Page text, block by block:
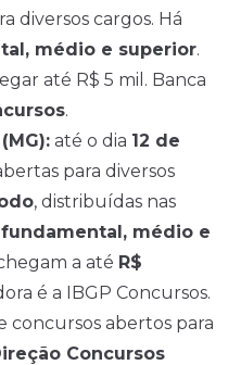
diversos cargos. Há
médio e superior.
até R$ 5 mil. Banca
.
até o dia 12 de
para diversos
, distribuídas nas
médio e
a até R$
é a IBGP Concursos.
concursos abertos para
Concursos